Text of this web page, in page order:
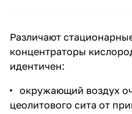
Различают
концентраторы
идентичен:
окружающий воздух
цеолитового сита от